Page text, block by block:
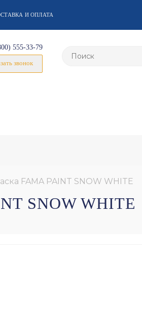
И ОПЛАТА
555-33-79
звонок
FAMA PAINT SNOW WHITE
SNOW WHITE